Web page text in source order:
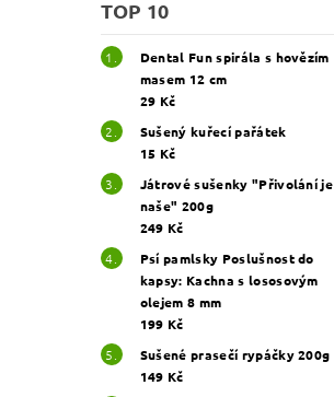
TOP 10
Dental Fun spirála s hovězím
masem 12 cm
29 Kč
Sušený kuřecí pařátek
15 Kč
Játrové sušenky "Přivolání je
naše" 200g
249 Kč
Psí pamlsky Poslušnost do
kapsy: Kachna s lososovým
olejem 8 mm
199 Kč
Sušené prasečí rypáčky 200g
149 Kč